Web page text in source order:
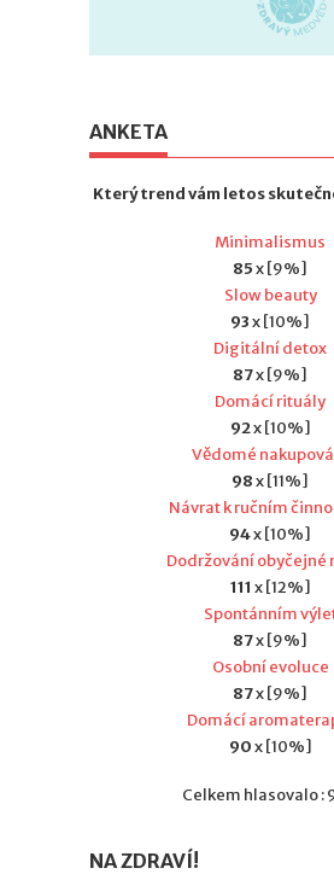
ANKETA
Který trend vám letos
Minimalismus
85x [9%]
Slow beauty
93x [10%]
Digitální detox
87x [9%]
Domácí rituály
92x [10%]
Vědomé
98x [11%]
Návrat k ručním
94x [10%]
Dodržování obyčejné
111 x [12%]
Spontánním
87x [9%]
Osobní evoluce
87x [9%]
Domácí
90x [10%]
Celkem hlasovalo :
NA ZDRAVÍ!